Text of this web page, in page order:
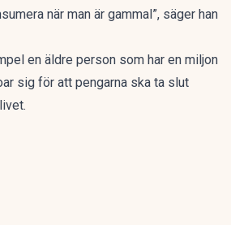
när man är gammal”, säger han
en äldre person som har en miljon
sig för att pengarna ska ta slut